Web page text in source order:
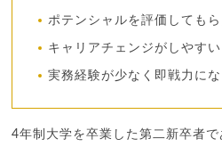
ポテンシャルを評価してもら
キャリアチェンジがしやすい
実務経験が少なく即戦力に
4年制大学を卒業した第二新卒者